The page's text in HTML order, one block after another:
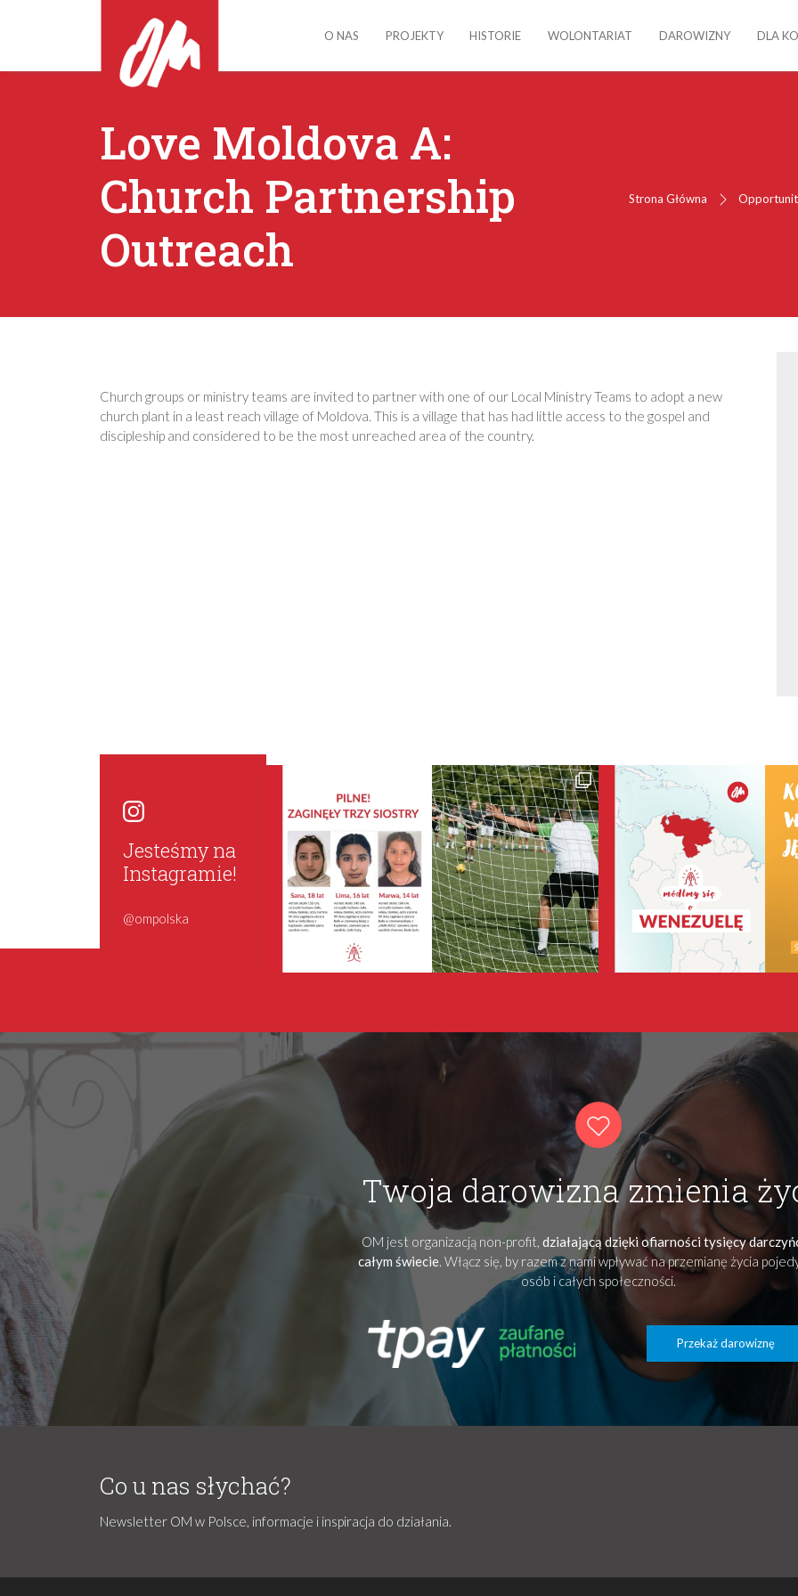
O NAS PROJEKTY HISTORIE WOLONTARIAT DAROWIZNY DLA
Love Moldova A:
Church Partnership
Outreach
Strona Główna
Church groups or ministry teams are invited to partner with one of our Local Ministry Teams to adopt a new
church plant in a least reach village of Moldova. This is a village that has had little access to the gospel and
discipleship and considered to be the most unreached area of the country.
Jesteśmy na
Instagramie!
@ompolska
Twoja darowizna zmienia
OM jest organizacją non-profit, działającą dzięki ofiarności tysięcy
całym świecie. Włącz się, by razem z nami wpływać na przemianę życia
osób i całych społeczności.
Przekaż darowiznę
Co u nas słychać?
Newsletter OM w Polsce, informacje i inspiracja do działania.